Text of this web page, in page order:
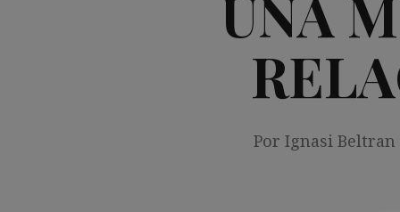
Por Ignasi Beltran